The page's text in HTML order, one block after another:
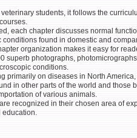
students, it follows the
each chapter discusses normal
conditions found in domestic and
organization makes it easy for
superb photographs,
conditions.
primarily on diseases in North
in other parts of the world and those
of various animals.
recognized in their chosen area of
education.